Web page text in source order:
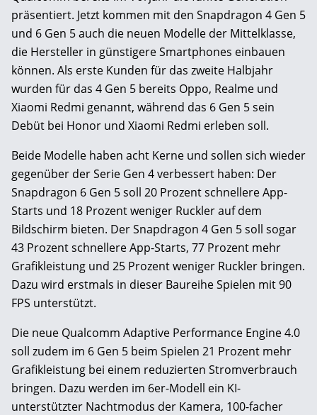
präsentiert. Jetzt kommen mit den Snapdragon 4 Gen 5
und 6 Gen 5 auch die neuen Modelle der Mittelklasse,
die Hersteller in günstigere Smartphones einbauen
können. Als erste Kunden für das zweite Halbjahr
wurden für das 4 Gen 5 bereits Oppo, Realme und
Xiaomi Redmi genannt, während das 6 Gen 5 sein
Debüt bei Honor und Xiaomi Redmi erleben soll.
Beide Modelle haben acht Kerne und sollen sich wieder
gegenüber der Serie Gen 4 verbessert haben: Der
Snapdragon 6 Gen 5 soll 20 Prozent schnellere App-
Starts und 18 Prozent weniger Ruckler auf dem
Bildschirm bieten. Der Snapdragon 4 Gen 5 soll sogar
43 Prozent schnellere App-Starts, 77 Prozent mehr
Grafikleistung und 25 Prozent weniger Ruckler bringen.
Dazu wird erstmals in dieser Baureihe Spielen mit 90
FPS unterstützt.
Die neue Qualcomm Adaptive Performance Engine 4.0
soll zudem im 6 Gen 5 beim Spielen 21 Prozent mehr
Grafikleistung bei einem reduzierten Stromverbrauch
bringen. Dazu werden im 6er-Modell ein KI-
unterstützter Nachtmodus der Kamera, 100-facher